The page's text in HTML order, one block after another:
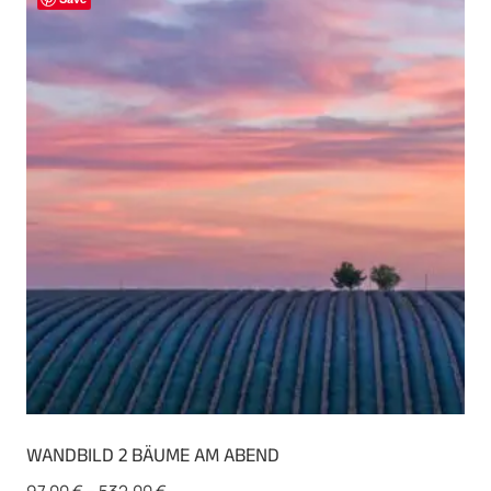
Die
Optionen
können
auf
der
gewählt
werden
WANDBILD 2 BÄUME AM ABEND